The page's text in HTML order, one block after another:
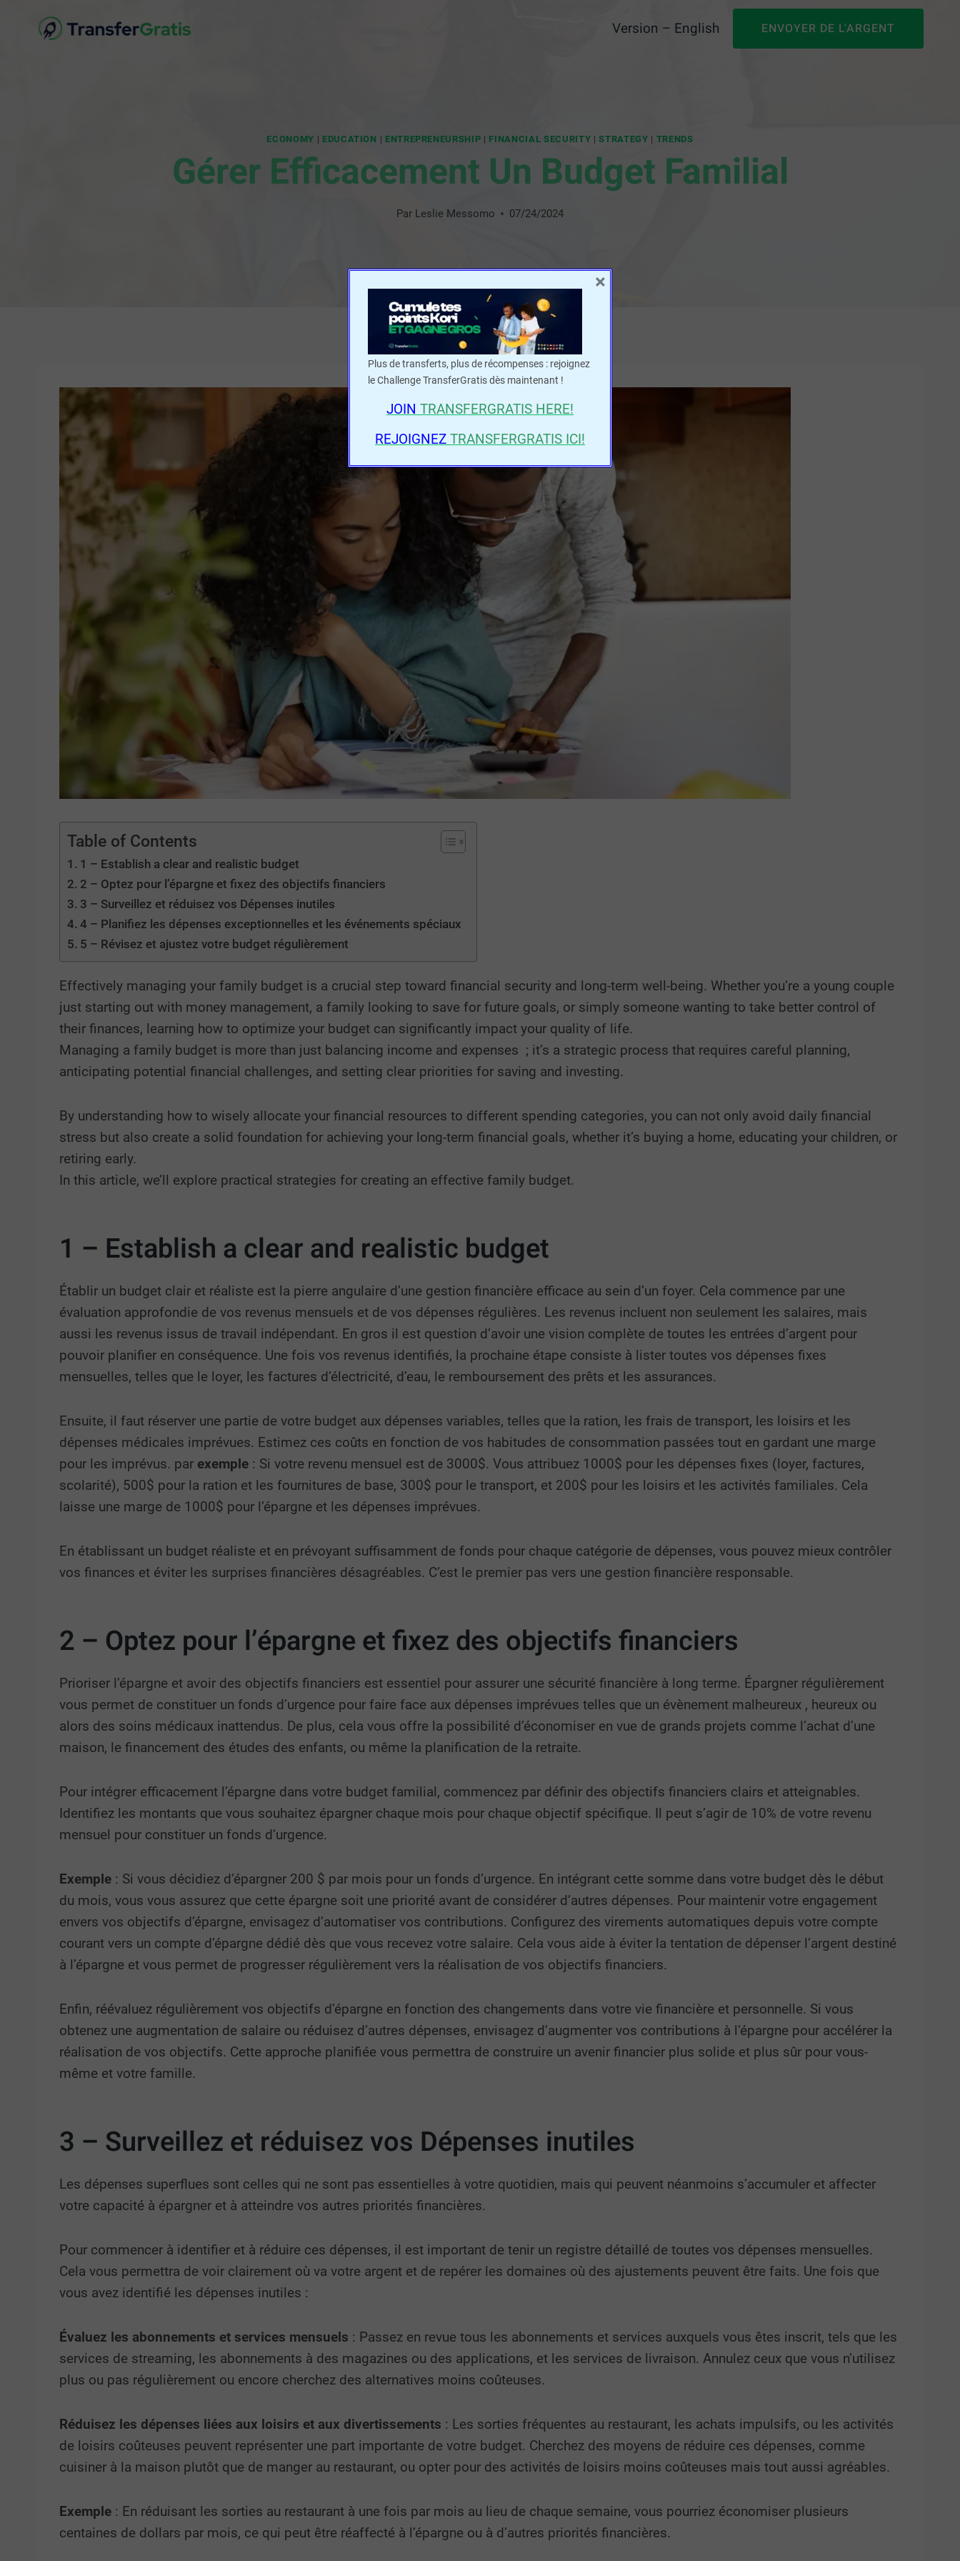
Version – English ENVOYER DE L'ARGENT
ECONOMY | EDUCATION | ENTREPRENEURSHIP | FINANCIAL SECURITY |STRATEGY | TRENDS
Gérer Efficacement Un Budget Familial
Par Leslie Messomo 07/24/2024
Table of Contents
1 – Establish a clear and realistic budget
2 – Optez pour l’épargne et fixez des objectifs financiers
3 – Surveillez et réduisez vos Dépenses inutiles
4 – Planifiez les dépenses exceptionnelles et les événements spéciaux
5 – Révisez et ajustez votre budget régulièrement
Effectively managing your family budget is a crucial step toward financial security and long-term well-being. Whether you’re a young couple
just starting out with money management, a family looking to save for future goals, or simply someone wanting to take better control of
their finances, learning how to optimize your budget can significantly impact your quality of life.
Managing a family budget is more than just balancing income and expenses ; it’s a strategic process that requires careful planning,
anticipating potential financial challenges, and setting clear priorities for saving and investing.
By understanding how to wisely allocate your financial resources to different spending categories, you can not only avoid daily financial
stress but also create a solid foundation for achieving your long-term financial goals, whether it’s buying a home, educating your children, or
retiring early.
In this article, we’ll explore practical strategies for creating an effective family budget.
1 – Establish a clear and realistic budget
Établir un budget clair et réaliste est la pierre angulaire d’une gestion financière efficace au sein d’un foyer. Cela commence par une
évaluation approfondie de vos revenus mensuels et de vos dépenses régulières. Les revenus incluent non seulement les salaires, mais
aussi les revenus issus de travail indépendant. En gros il est question d’avoir une vision complète de toutes les entrées d’argent pour
pouvoir planifier en conséquence. Une fois vos revenus identifiés, la prochaine étape consiste à lister toutes vos dépenses fixes
mensuelles, telles que le loyer, les factures d’électricité, d’eau, le remboursement des prêts et les assurances.
Ensuite, il faut réserver une partie de votre budget aux dépenses variables, telles que la ration, les frais de transport, les loisirs et les
dépenses médicales imprévues. Estimez ces coûts en fonction de vos habitudes de consommation passées tout en gardant une marge
pour les imprévus. par exemple : Si votre revenu mensuel est de 3000$. Vous attribuez 1000$ pour les dépenses fixes (loyer, factures,
scolarité), 500$ pour la ration et les fournitures de base, 300$ pour le transport, et 200$ pour les loisirs et les activités familiales. Cela
laisse une marge de 1000$ pour l’épargne et les dépenses imprévues.
En établissant un budget réaliste et en prévoyant suffisamment de fonds pour chaque catégorie de dépenses, vous pouvez mieux contrôler
vos finances et éviter les surprises financières désagréables. C’est le premier pas vers une gestion financière responsable.
2 – Optez pour l’épargne et fixez des objectifs financiers
Prioriser l’épargne et avoir des objectifs financiers est essentiel pour assurer une sécurité financière à long terme. Épargner régulièrement
vous permet de constituer un fonds d’urgence pour faire face aux dépenses imprévues telles que un évènement malheureux , heureux ou
alors des soins médicaux inattendus. De plus, cela vous offre la possibilité d’économiser en vue de grands projets comme l’achat d’une
maison, le financement des études des enfants, ou même la planification de la retraite.
Pour intégrer efficacement l’épargne dans votre budget familial, commencez par définir des objectifs financiers clairs et atteignables.
Identifiez les montants que vous souhaitez épargner chaque mois pour chaque objectif spécifique. Il peut s’agir de 10% de votre revenu
mensuel pour constituer un fonds d’urgence.
Exemple : Si vous décidiez d’épargner 200 $ par mois pour un fonds d’urgence. En intégrant cette somme dans votre budget dès le début
du mois, vous vous assurez que cette épargne soit une priorité avant de considérer d’autres dépenses. Pour maintenir votre engagement
envers vos objectifs d’épargne, envisagez d’automatiser vos contributions. Configurez des virements automatiques depuis votre compte
courant vers un compte d’épargne dédié dès que vous recevez votre salaire. Cela vous aide à éviter la tentation de dépenser l’argent destiné
à l’épargne et vous permet de progresser régulièrement vers la réalisation de vos objectifs financiers.
Enfin, réévaluez régulièrement vos objectifs d’épargne en fonction des changements dans votre vie financière et personnelle. Si vous
obtenez une augmentation de salaire ou réduisez d’autres dépenses, envisagez d’augmenter vos contributions à l’épargne pour accélérer la
réalisation de vos objectifs. Cette approche planifiée vous permettra de construire un avenir financier plus solide et plus sûr pour vous-
même et votre famille.
3 – Surveillez et réduisez vos Dépenses inutiles
Les dépenses superflues sont celles qui ne sont pas essentielles à votre quotidien, mais qui peuvent néanmoins s’accumuler et affecter
votre capacité à épargner et à atteindre vos autres priorités financières.
Pour commencer à identifier et à réduire ces dépenses, il est important de tenir un registre détaillé de toutes vos dépenses mensuelles.
Cela vous permettra de voir clairement où va votre argent et de repérer les domaines où des ajustements peuvent être faits. Une fois que
vous avez identifié les dépenses inutiles :
Évaluez les abonnements et services mensuels : Passez en revue tous les abonnements et services auxquels vous êtes inscrit, tels que les
services de streaming, les abonnements à des magazines ou des applications, et les services de livraison. Annulez ceux que vous n’utilisez
plus ou pas régulièrement ou encore cherchez des alternatives moins coûteuses.
Réduisez les dépenses liées aux loisirs et aux divertissements : Les sorties fréquentes au restaurant, les achats impulsifs, ou les activités
de loisirs coûteuses peuvent représenter une part importante de votre budget. Cherchez des moyens de réduire ces dépenses, comme
cuisiner à la maison plutôt que de manger au restaurant, ou opter pour des activités de loisirs moins coûteuses mais tout aussi agréables.
Exemple : En réduisant les sorties au restaurant à une fois par mois au lieu de chaque semaine, vous pourriez économiser plusieurs
centaines de dollars par mois, ce qui peut être réaffecté à l’épargne ou à d’autres priorités financières.
Plus de transferts, plus de récompenses : rejoignez
le Challenge TransferGratis dès maintenant !
JOIN TRANSFERGRATIS HERE!
REJOIGNEZ TRANSFERGRATIS ICI!
×